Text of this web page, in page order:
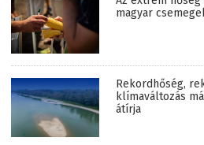
magyar
Rekordhőség,
klímaváltozás
átírja